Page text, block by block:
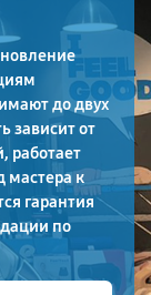
до двух
зависит от
работает
мастера к
гарантия
по